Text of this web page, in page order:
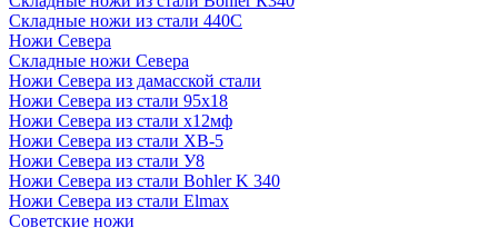
Складные ножи из стали 440С
Ножи Севера
Складные ножи Севера
Ножи Севера из дамасской стали
Ножи Севера из стали 95х18
Ножи Севера из стали х12мф
Ножи Севера из стали ХВ-5
Ножи Севера из стали У8
Ножи Севера из стали Bohler K 340
Ножи Севера из стали Elmax
Советские ножи